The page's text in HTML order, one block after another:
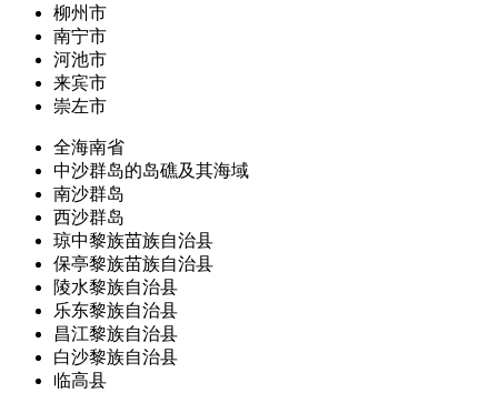
柳州市
南宁市
河池市
来宾市
崇左市
全海南省
中沙群岛的岛礁及其海域
南沙群岛
西沙群岛
琼中黎族苗族自治县
保亭黎族苗族自治县
陵水黎族自治县
乐东黎族自治县
昌江黎族自治县
白沙黎族自治县
临高县